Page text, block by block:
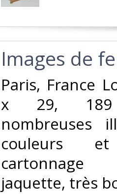
‎Images de
‎Paris, France
x 29,
nombreuses
couleurs
jaquette, très